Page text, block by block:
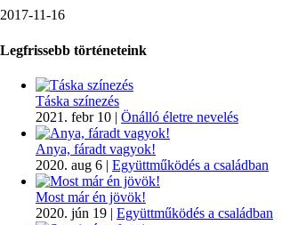
2017-11-16
Legfrissebb történeteink
Táska színezés
2021. febr 10 | Önálló életre nevelés
Anya, fáradt vagyok!
2020. aug 6 | Együttműködés a családban
Most már én jövök!
2020. jún 19 | Együttműködés a családban